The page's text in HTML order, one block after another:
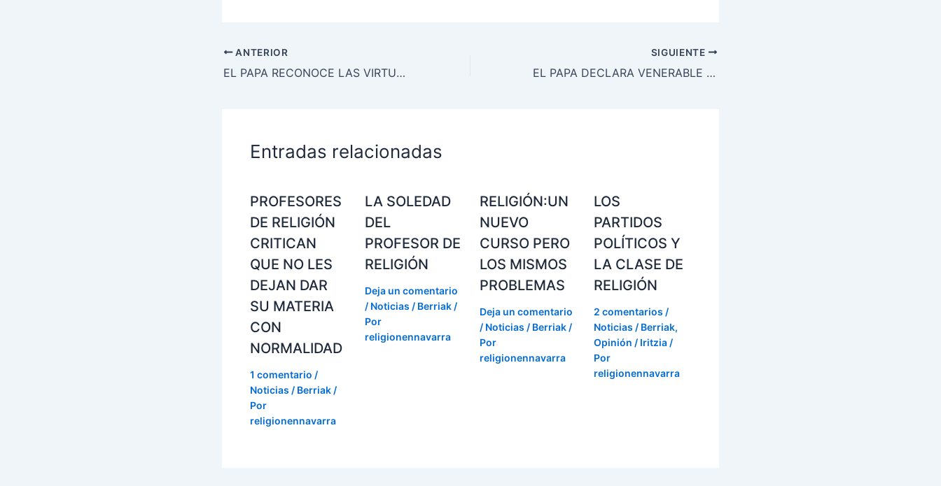
ANTERIOR
EL PAPA RECONOCE LAS VIRTUDES HEROICAS DE JOSÉ MARÍA ARIZMENDIARRETA
SIGUIENTE
EL PAPA DECLARA VENERABLE A LA NAVARRA MADRE ESPERANZA DE LA CRUZ, MISIONERA EN CHINA
Entradas relacionadas
PROFESORES
DE RELIGIÓN
CRITICAN
QUE NO LES
DEJAN DAR
SU MATERIA
CON
NORMALIDAD
1 comentario /
Noticias / Berriak /
Por
religionennavarra
LA SOLEDAD
DEL
PROFESOR DE
RELIGIÓN
Deja un comentario
/ Noticias / Berriak/
Por
religionennavarra
RELIGIÓN:UN
NUEVO
CURSO PERO
LOS MISMOS
PROBLEMAS
Deja un comentario
/ Noticias / Berriak/
Por
religionennavarra
LOS
PARTIDOS
POLÍTICOS Y
LA CLASE DE
RELIGIÓN
2 comentarios /
Noticias / Berriak,
Opinión / Iritzia /
Por
religionennavarra